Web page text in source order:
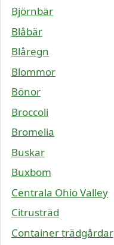
Björnbär
Blåbär
Blåregn
Blommor
Bönor
Broccoli
Bromelia
Buskar
Buxbom
Centrala Ohio Valley
Citrusträd
Container trädgårdar